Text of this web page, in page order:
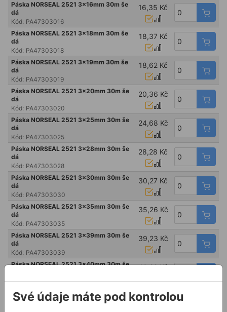
Páska NORSEAL 2521 3x16mm 30m še
dá
Kód: PA47303016
16,35 Kč
Páska NORSEAL 2521 3x18mm 30m še
dá
Kód: PA47303018
18,37 Kč
Páska NORSEAL 2521 3x19mm 30m še
dá
Kód: PA47303019
18,62 Kč
Páska NORSEAL 2521 3x20mm 30m še
dá
Kód: PA47303020
20,36 Kč
Páska NORSEAL 2521 3x25mm 30m še
dá
Kód: PA47303025
24,68 Kč
Páska NORSEAL 2521 3x28mm 30m še
dá
Kód: PA47303028
28,28 Kč
Páska NORSEAL 2521 3x30mm 30m še
dá
Kód: PA47303030
30,27 Kč
Páska NORSEAL 2521 3x35mm 30m še
dá
Kód: PA47303035
35,26 Kč
Páska NORSEAL 2521 3x39mm 30m še
dá
Kód: PA47303039
39,23 Kč
Páska NORSEAL 2521 3x40mm 30m še
Kód: PA47303040
40,22 Kč
Páska NORSEAL 2521 3x45mm 30m še
dá
45,21 Kč
Své údaje máte pod kontrolou